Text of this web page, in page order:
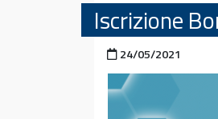
Iscrizione
Pubblicato il
24/05/2021